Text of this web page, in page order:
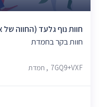
חוות נוף גלעד (החווה של
חוות בקר בחמדת
7GQ9+VXF, חמדת